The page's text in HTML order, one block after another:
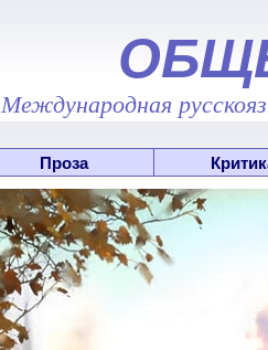
Международная
Проза